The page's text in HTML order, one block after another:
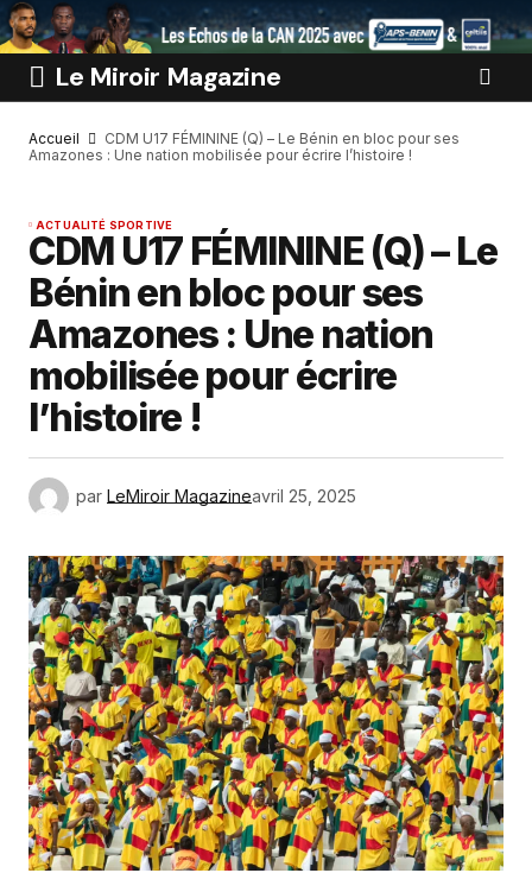
Le Miroir Magazine
Accueil
CDM U17 FÉMININE (Q) – Le Bénin en bloc pour ses
Amazones : Une nation mobilisée pour écrire l’histoire !
ACTUALITÉ SPORTIVE
CDM U17 FÉMININE (Q) – Le
Bénin en bloc pour ses
Amazones : Une nation
mobilisée pour écrire
l’histoire !
par LeMiroir Magazineavril 25, 2025